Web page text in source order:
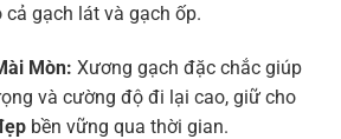
gạch lát và gạch ốp.
Mòn: Xương gạch đặc chắc giúp
và cường độ đi lại cao, giữ cho
bền vững qua thời gian.